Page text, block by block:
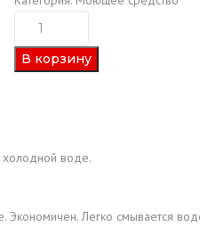
Количество
товара
Средство
"Day"
л.)
В корзину
воде.
Легко смывается